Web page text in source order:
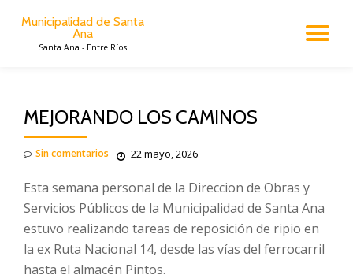
Municipalidad de Santa
Ana
Santa Ana - Entre Ríos
MEJORANDO LOS CAMINOS
22 mayo, 2026
Sin comentarios
Esta semana personal de la Direccion de Obras y
Servicios Públicos de la Municipalidad de Santa Ana
estuvo realizando tareas de reposición de ripio en
la ex Ruta Nacional 14, desde las vías del ferrocarril
hasta el almacén Pintos.